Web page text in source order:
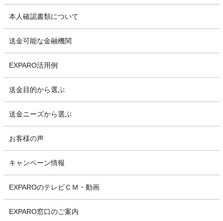
本人確認書類について
送金可能な金融機関
EXPARO活用例
送金目的から選ぶ
送金ニーズから選ぶ
お客様の声
キャンペーン情報
EXPAROのテレビＣＭ・動画
EXPARO窓口のご案内